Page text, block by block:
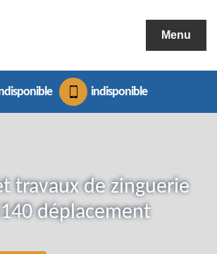
Menu
indisponible
travaux de zinguerie
déplacement